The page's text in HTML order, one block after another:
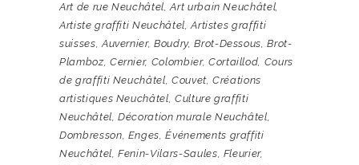
Art de rue Neuchâtel,Art urbain Neuchâtel,
Artiste graffiti Neuchâtel,Artistes graffiti
suisses,Auvernier,Boudry,Brot-Dessous,Brot-
Plamboz, Cernier, Colombier, Cortaillod, Cours
de graffiti Neuchâtel, Couvet,Créations
artistiques Neuchâtel, Culture graffiti
Neuchâtel,Décoration murale Neuchâtel,
Dombresson, Enges,Événements graffiti
Neuchâtel,Fenin-Vilars-Saules, Fleurier,